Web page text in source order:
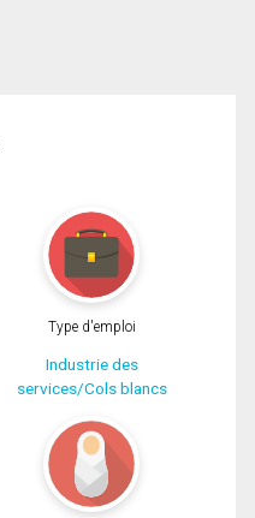
Type d'emploi
Industrie des
services/Cols blancs